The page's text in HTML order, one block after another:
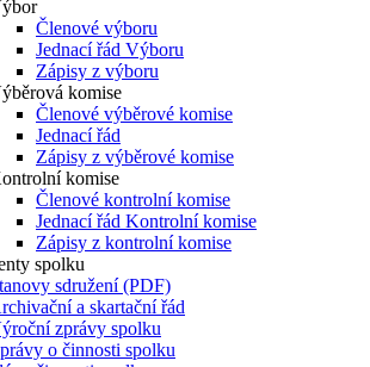
Členové výboru
Jednací řád Výboru
Zápisy z výboru
komise
Členové výběrové komise
Jednací řád
Zápisy z výběrové komise
komise
Členové kontrolní komise
Jednací řád Kontrolní komise
Zápisy z kontrolní komise
spolku
sdružení (PDF)
a skartační řád
zprávy spolku
o činnosti spolku